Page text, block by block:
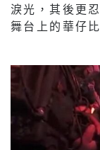
淚光，其後更
舞台上的華仔